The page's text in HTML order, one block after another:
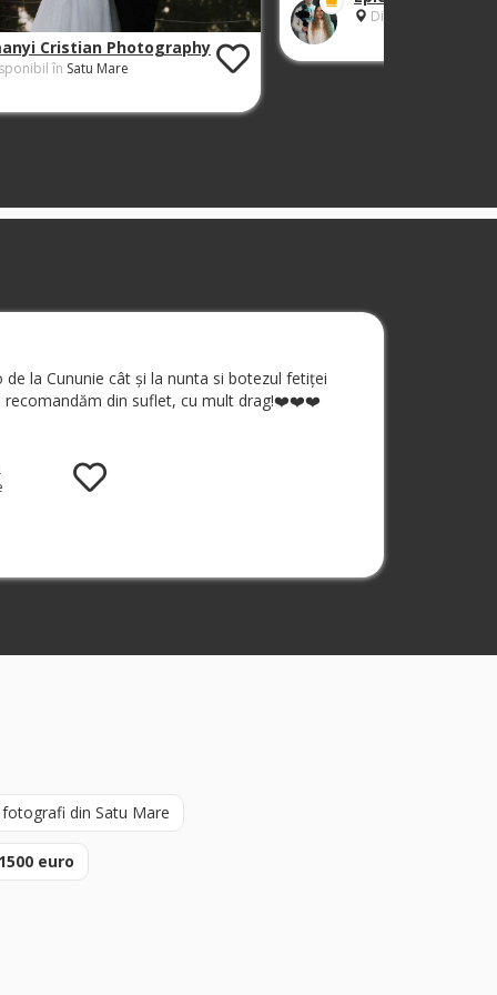
Cristian Photography
în Satu Mare
Disponibil în
la Cununie cât și la nunta si botezul fetiței
recomandăm din suflet, cu mult drag!❤️❤️❤️
fotografi din Satu Mare
euro